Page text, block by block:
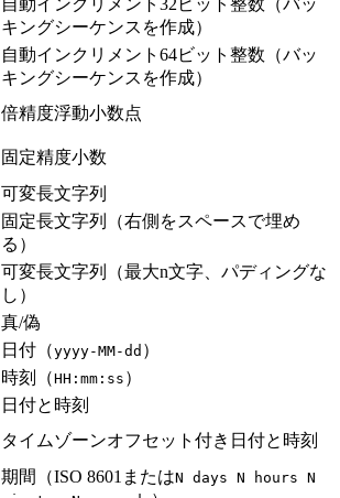
自動インクリメント32ビット整数（バッ
キングシーケンスを作成）
自動インクリメント64ビット整数（バッ
キングシーケンスを作成）
倍精度浮動小数点
固定精度小数
可変長文字列
固定長文字列（右側をスペースで埋め
る）
可変長文字列（最大n文字、パディングな
し）
真/偽
日付（yyyy-MM-dd ）
時刻（HH:mm:ss ）
日付と時刻
タイムゾーンオフセット付き日付と時刻
期間（ISO 8601またはN days N hours N